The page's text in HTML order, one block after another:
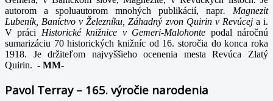
autorom a spoluautorom mnohých publikácií, napr. Magnezit
Lubeník, Baníctvo v Železníku, Záhadný zvon Quirin v Revúcej a i.
V práci Historické knižnice v Gemeri-Malohonte podal náročnú
sumarizáciu 70 historických knižníc od 16. storočia do konca roka
1918. Je držiteľom najvyššieho ocenenia mesta Revúca Zlatý
Quirin. - MM-
Pavol Terray – 165. výročie narodenia